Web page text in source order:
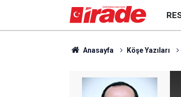
Anasayfa Köşe Yazıları